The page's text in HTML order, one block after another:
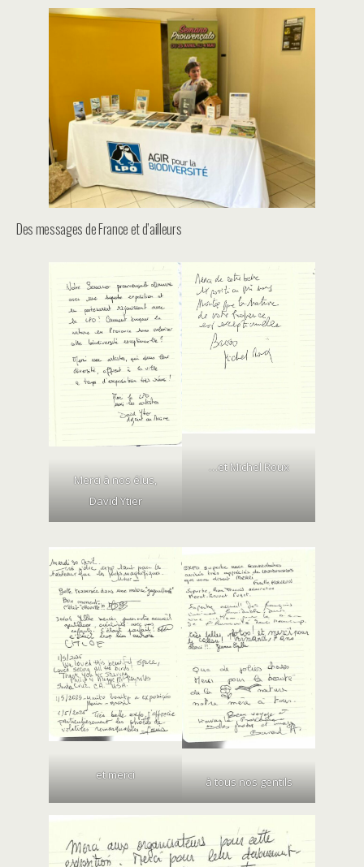
Des messages de France et d’ailleurs
Merci à nos élus,
David Ytier
…et Michel Roux
et merci
à tous nos gentils